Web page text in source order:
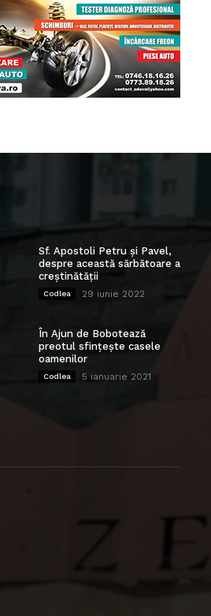
Sf. Apostoli Petru și Pavel,
despre această sărbătoare a
creștinătății
Codlea 29 iunie 2022
În Ajun de Bobotează
preotul sfințește casele
oamenilor
Codlea 5 ianuarie 2021